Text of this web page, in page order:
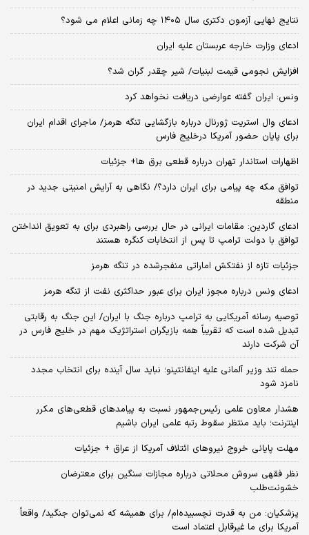
نتایج نهایی آزمون دکتری سال ۱۴۰۵ چه زمانی اعلام می شود؟
ادعای وزارت خارجه عربستان علیه ایران
افزایش نجومی قیمت لبنیات/ شیر چقدر گران شد؟
ونس: ایران گفته عوارضی دریافت نخواهد کرد
ادعای وال استریت ژورنال درباره بازگشایی تنگه هرمز/ ماجرای اقدام ایران
برای پایان حضور آمریکا درخلیج فارس
اظهارات استاندار تهران درباره قطعی برق ها+ جزئیات
توافق مکه چه پیامی برای ایران دارد؟/ نگاهی به آرایش امنیتی جدید در
منطقه
ادعای گاردین: مقامات ایرانی در حال بررسی راهبردی برای به تعویق انداختن
توافق با دولت ترامپ تا پس از انتخابات کنگره هستند
جزئیات تازه از نفتکش اماراتی منفجرشده در تنگه هرمز
ادعای ونس درباره مجوز ایران برای عبور حداکثری نفت از تنگه هرمز
توصیه رسانه آمریکایی به ترامپ درباره جنگ با ایران/ این جنگ به رقابتی
تبدیل شده است که تقریباً همه بازیگران استراتژیک مهم در خلیج فارس در
آن شرکت دارند
حمله تند وزیر آلمانی علیه اینفانتینو؛ نباید سال آینده برای انتخاب مجدد
نامزد شود
هشدار معاون علمی رئیس‌جمهور نسبت به پیامدهای قطعی‌های مکرر
اینترنت؛ باید منتظر سقوط رتبه علمی ایران باشیم
مهلت پایانی خروج نیروهای ائتلاف آمریکا از عراق + جزئیات
نظر فقهی سروش محلاتی درباره مجازات سنگین برای معترضان
خشونت‌طلب
پزشکیان: من به قدرت نچسبیده‌ام/ برای همیشه که نمی‌توان جنگید/ واقعاً
آمریکا برای ما غیرقابل اعتماد است